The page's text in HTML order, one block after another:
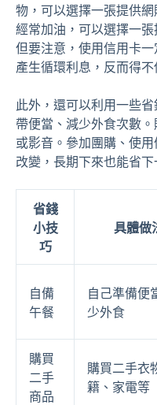
物，可以選擇一張提供
經常加油，可以選擇一
但要注意，使用信用卡
產生循環利息，反而得不
此外，還可以利用一些
帶便當、減少外食次數
或影音。參加團購、使
改變，長期下來也能省下
省錢
小技
巧
具體做
自備
午餐
自己準備便
少外食
購買
二手
商品
購買二手衣
籍、家電等